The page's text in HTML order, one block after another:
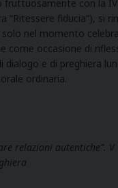
fruttuosamente con la
“Ritessere fiducia”), si
nel momento
come occasione di
e di preghiera
ordinaria.
relazioni autentiche”.